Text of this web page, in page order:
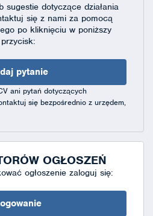
sugestie dotyczące działania
się z nami za pomocą
po kliknięciu w poniższy
przycisk:
pytanie
ani pytań dotyczących
się bezpośrednio z urzędem,
OGŁOSZEŃ
ogłoszenie zaloguj się: